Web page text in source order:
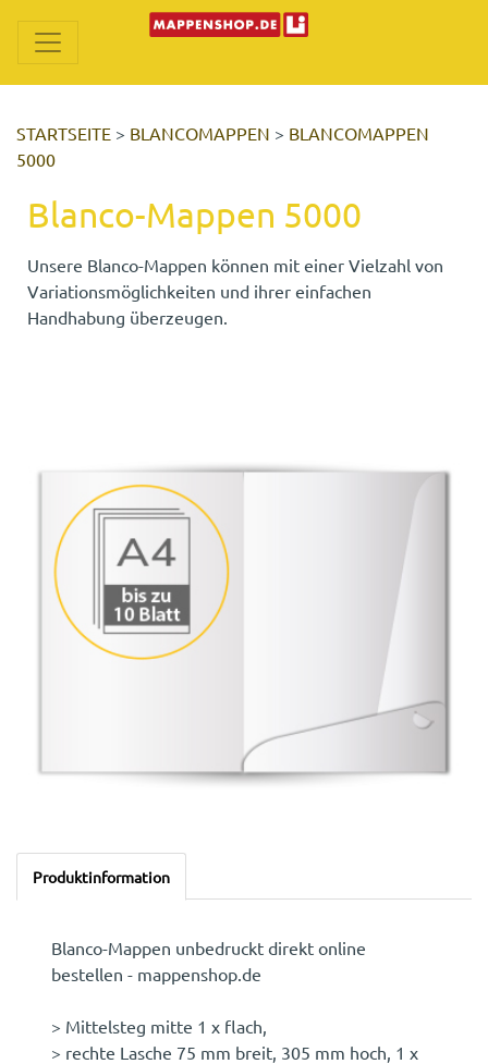
STARTSEITE > BLANCOMAPPEN > BLANCOMAPPEN
5000
Blanco-Mappen 5000
Unsere Blanco-Mappen können mit einer Vielzahl von
Variationsmöglichkeiten und ihrer einfachen
Handhabung überzeugen.
Produktinformation
Blanco-Mappen unbedruckt direkt online
bestellen - mappenshop.de
> Mittelsteg mitte 1 x flach,
> rechte Lasche 75 mm breit, 305 mm hoch, 1 x